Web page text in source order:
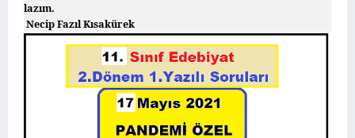
lazım.
Necip Fazıl Kısakürek